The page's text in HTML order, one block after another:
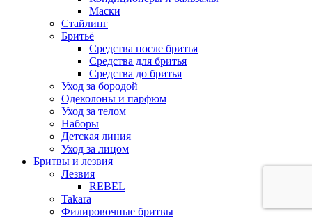
Маски
Стайлинг
Бритьё
Средства после бритья
Средства для бритья
Средства до бритья
Уход за бородой
Одеколоны и парфюм
Уход за телом
Наборы
Детская линия
Уход за лицом
Бритвы и лезвия
Лезвия
REBEL
Takara
Филировочные бритвы